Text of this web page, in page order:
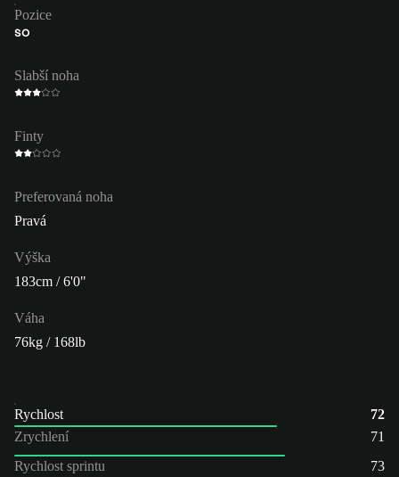
Pozice
SO
Slabší noha
Finty
Preferovaná noha
Pravá
Výška
183cm / 6'0"
Váha
76kg / 168lb
Rychlost
72
Zrychlení
71
Rychlost sprintu
73